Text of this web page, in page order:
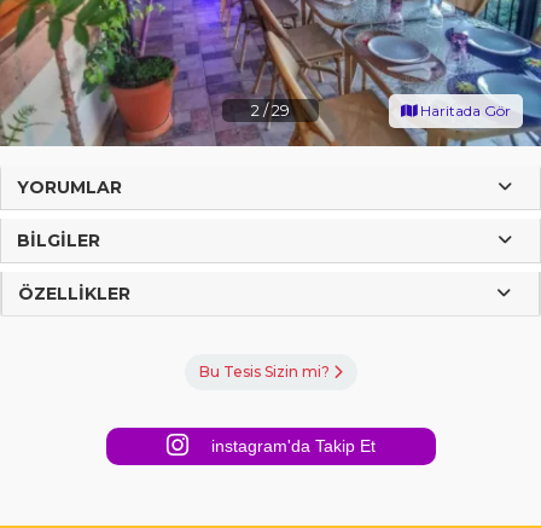
2 /29 Haritada Gör
YORUMLAR
BILGILER
ÖZELLIKLER
Bu Tesis Sizin mi?
instagram'da Takip Et